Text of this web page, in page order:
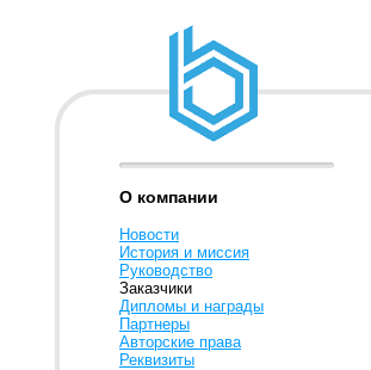
О компании
Новости
История и миссия
Руководство
Заказчики
Дипломы и награды
Партнеры
Авторские права
Реквизиты